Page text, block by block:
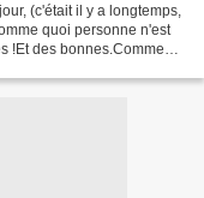
(c'était il y a longtemps,
quoi personne n'est
!Et des bonnes.Comme